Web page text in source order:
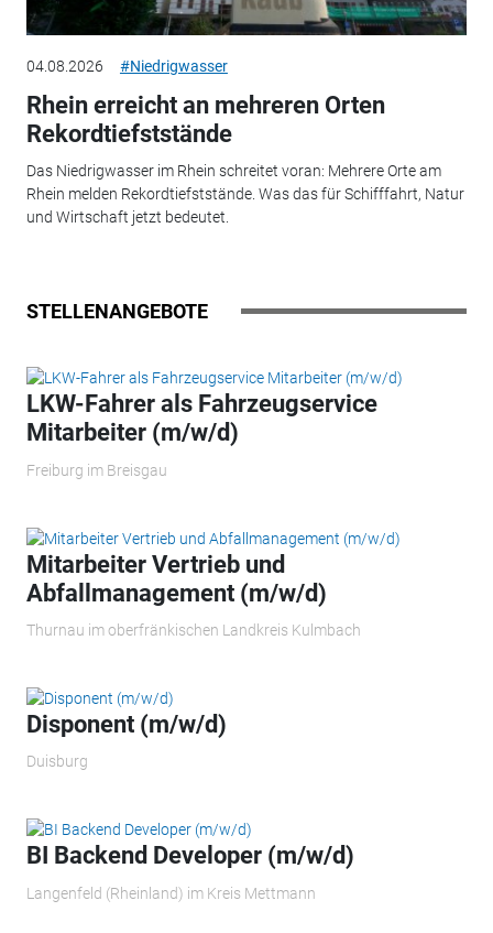
04.08.2026 #Niedrigwasser
Rhein erreicht an mehreren Orten
Rekordtiefststände
Das Niedrigwasser im Rhein schreitet voran: Mehrere Orte am
Rhein melden Rekordtiefststände. Was das für Schifffahrt, Natur
und Wirtschaft jetzt bedeutet.
STELLENANGEBOTE
LKW-Fahrer als Fahrzeugservice
Mitarbeiter (m/w/d)
Freiburg im Breisgau
Mitarbeiter Vertrieb und
Abfallmanagement (m/w/d)
Thurnau im oberfränkischen Landkreis Kulmbach
Disponent (m/w/d)
Duisburg
BI Backend Developer (m/w/d)
Langenfeld (Rheinland) im Kreis Mettmann